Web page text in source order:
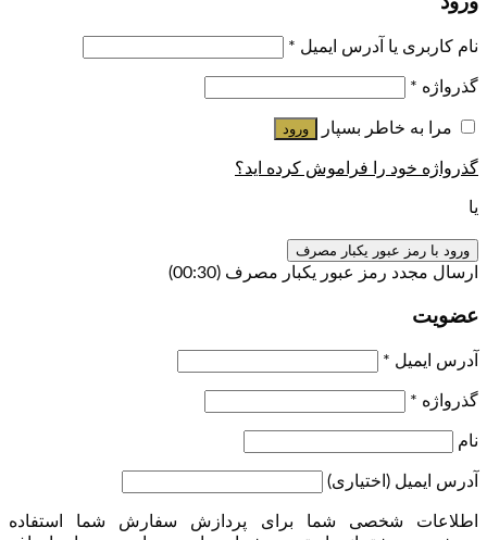
نام کاربری یا آدرس ایمیل *
گذرواژه *
مرا به خاطر بسپار ورود
گذرواژه خود را فراموش کرده اید؟
یا
ورود با رمز عبور یکبار مصرف
ارسال مجدد رمز عبور یکبار مصرف (00:
30
)
عضویت
آدرس ایمیل *
گذرواژه *
نام
آدرس ایمیل (اختیاری)
اطلاعات شخصی شما برای پردازش سفارش شما استفاده